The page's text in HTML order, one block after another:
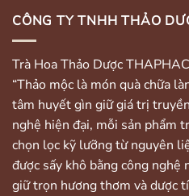
CÔNG TY TNHH THẢO
Trà Hoa Thảo Dược
“Thảo mộc là món quà chữa
tâm huyết gìn giữ giá trị
nghệ hiện đại, mỗi sản phẩm
chọn lọc kỹ lưỡng từ nguyên
được sấy khô bằng công nghệ
giữ trọn hương thơm và dược